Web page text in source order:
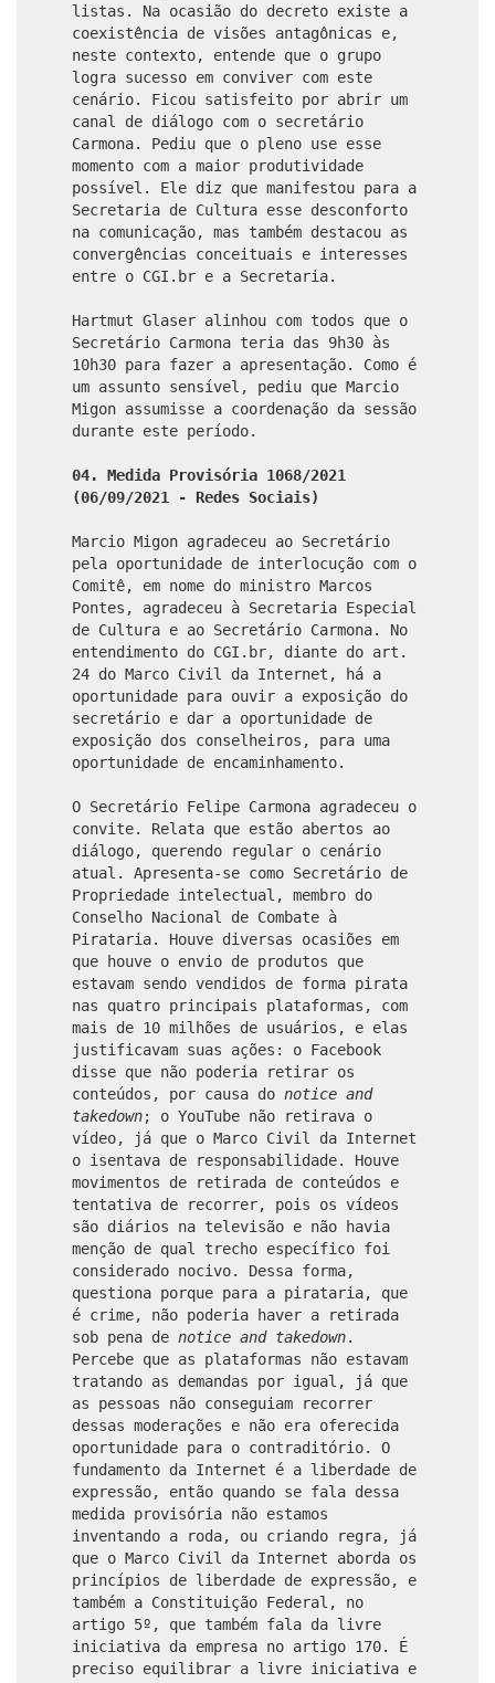
listas. Na ocasião do decreto existe a
coexistência de visões antagônicas e,
neste contexto, entende que o grupo
logra sucesso em conviver com este
cenário. Ficou satisfeito por abrir um
canal de diálogo com o secretário
Carmona. Pediu que o pleno use esse
momento com a maior produtividade
possível. Ele diz que manifestou para a
Secretaria de Cultura esse desconforto
na comunicação, mas também destacou as
convergências conceituais e interesses
entre o CGI.br e a Secretaria.
Hartmut Glaser alinhou com todos que o
Secretário Carmona teria das 9h30 às
10h30 para fazer a apresentação. Como é
um assunto sensível, pediu que Marcio
Migon assumisse a coordenação da sessão
durante este período.
04. Medida Provisória 1068/2021
(06/09/2021 - Redes Sociais)
Marcio Migon agradeceu ao Secretário
pela oportunidade de interlocução com o
Comitê, em nome do ministro Marcos
Pontes, agradeceu à Secretaria Especial
de Cultura e ao Secretário Carmona. No
entendimento do CGI.br, diante do art.
24 do Marco Civil da Internet, há a
oportunidade para ouvir a exposição do
secretário e dar a oportunidade de
exposição dos conselheiros, para uma
oportunidade de encaminhamento.
O Secretário Felipe Carmona agradeceu o
convite. Relata que estão abertos ao
diálogo, querendo regular o cenário
atual. Apresenta-se como Secretário de
Propriedade intelectual, membro do
Conselho Nacional de Combate à
Pirataria. Houve diversas ocasiões em
que houve o envio de produtos que
estavam sendo vendidos de forma pirata
nas quatro principais plataformas, com
mais de 10 milhões de usuários, e elas
justificavam suas ações: o Facebook
disse que não poderia retirar os
conteúdos, por causa do notice and
takedown; o YouTube não retirava o
vídeo, já que o Marco Civil da Internet
o isentava de responsabilidade. Houve
movimentos de retirada de conteúdos e
tentativa de recorrer, pois os vídeos
são diários na televisão e não havia
menção de qual trecho específico foi
considerado nocivo. Dessa forma,
questiona porque para a pirataria, que
é crime, não poderia haver a retirada
sob pena de notice and takedown.
Percebe que as plataformas não estavam
tratando as demandas por igual, já que
as pessoas não conseguiam recorrer
dessas moderações e não era oferecida
oportunidade para o contraditório. O
fundamento da Internet é a liberdade de
expressão, então quando se fala dessa
medida provisória não estamos
inventando a roda, ou criando regra, já
que o Marco Civil da Internet aborda os
princípios de liberdade de expressão, e
também a Constituição Federal, no
artigo 5º, que também fala da livre
iniciativa da empresa no artigo 170. É
preciso equilibrar a livre iniciativa e